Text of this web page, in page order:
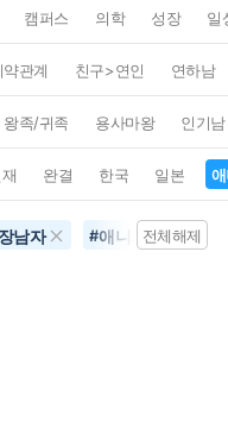
캠퍼스 의학 성장 일
약관계 친구>연인 연하남
왕족/귀족 용사마왕 인기남
완결 한국 일본
남자 #애니화전체해제